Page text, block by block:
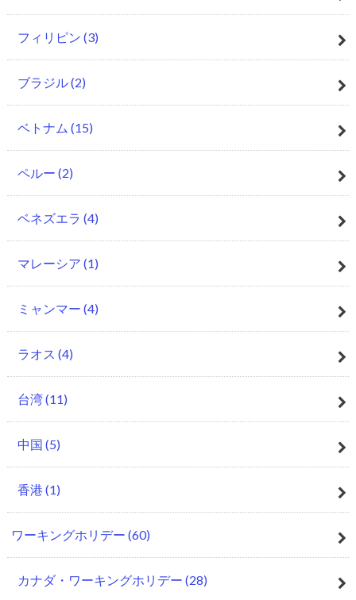
フィリピン (3)
ブラジル(2)
ベトナム (15)
ペルー (2)
ベネズエラ (4)
マレーシア (1)
ミャンマー (4)
ラオス (4)
台湾(11)
中国 (5)
香港 (1)
ワーキングホリデー (60)
カナダ・ワーキングホリデー (28)